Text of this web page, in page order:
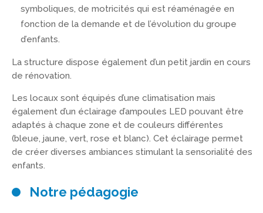
symboliques, de motricités qui est réaménagée en
fonction de la demande et de l’évolution du groupe
d’enfants.
La structure dispose également d’un petit jardin en cours
de rénovation.
Les locaux sont équipés d’une climatisation mais
également d’un éclairage d’ampoules LED pouvant être
adaptés à chaque zone et de couleurs différentes
(bleue, jaune, vert, rose et blanc). Cet éclairage permet
de créer diverses ambiances stimulant la sensorialité des
enfants.
Notre pédagogie